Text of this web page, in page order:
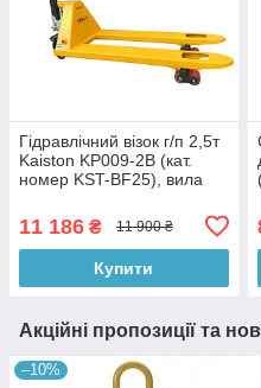
Гідравлічний візок г/п 2,5т
Kaiston KP009-2B (кат.
номер KST-BF25), вила
11 186 ₴ 11 900 ₴
Купити
Акційні пропозиції та
–10%